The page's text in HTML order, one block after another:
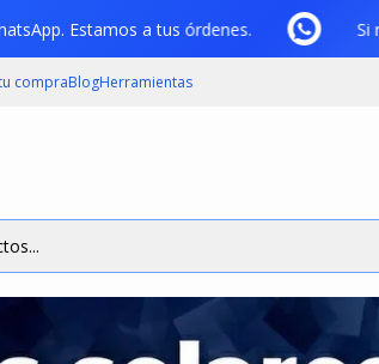
Estamos a tus órdenes.
compraBlogHerramientas